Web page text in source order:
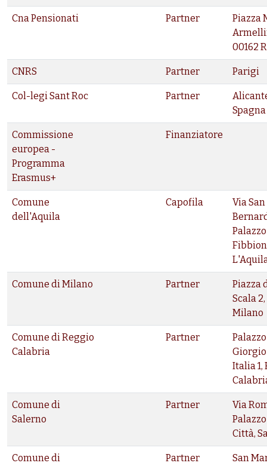
Cna Pensionati Partner
Piazza
00162
CNRS Partner Parigi
Col-legi Sant Roc Partner
Spagna
Commissione
europea -
Programma
Erasmus+
Finanziatore
Comune
dell'Aquila
Capofila
Via San
Palazzo
Comune di Milano Partner
Piazza
Scala 2,
Milano
Comune di Reggio
Calabria
Partner
Giorgio
Italia 1,
Comune di
Salerno
Partner
Via
Città,
Comune di
Partner
San